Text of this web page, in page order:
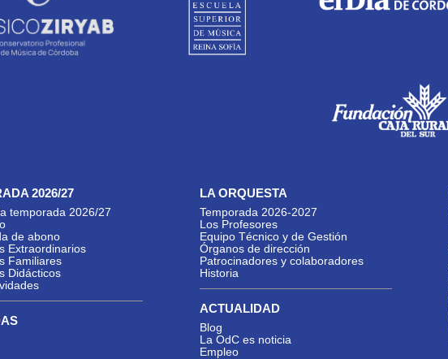
2026/27
temporada 2026/27
de abono
Extraordinarios
Familiares
Didácticos
LA ORQUESTA
Temporada 2026-2027
Los Profesores
Equipo Técnico y de Gestión
Órganos de dirección
Patrocinadores y colaboradores
Historia
ACTUALIDAD
Blog
La OdC es noticia
Empleo